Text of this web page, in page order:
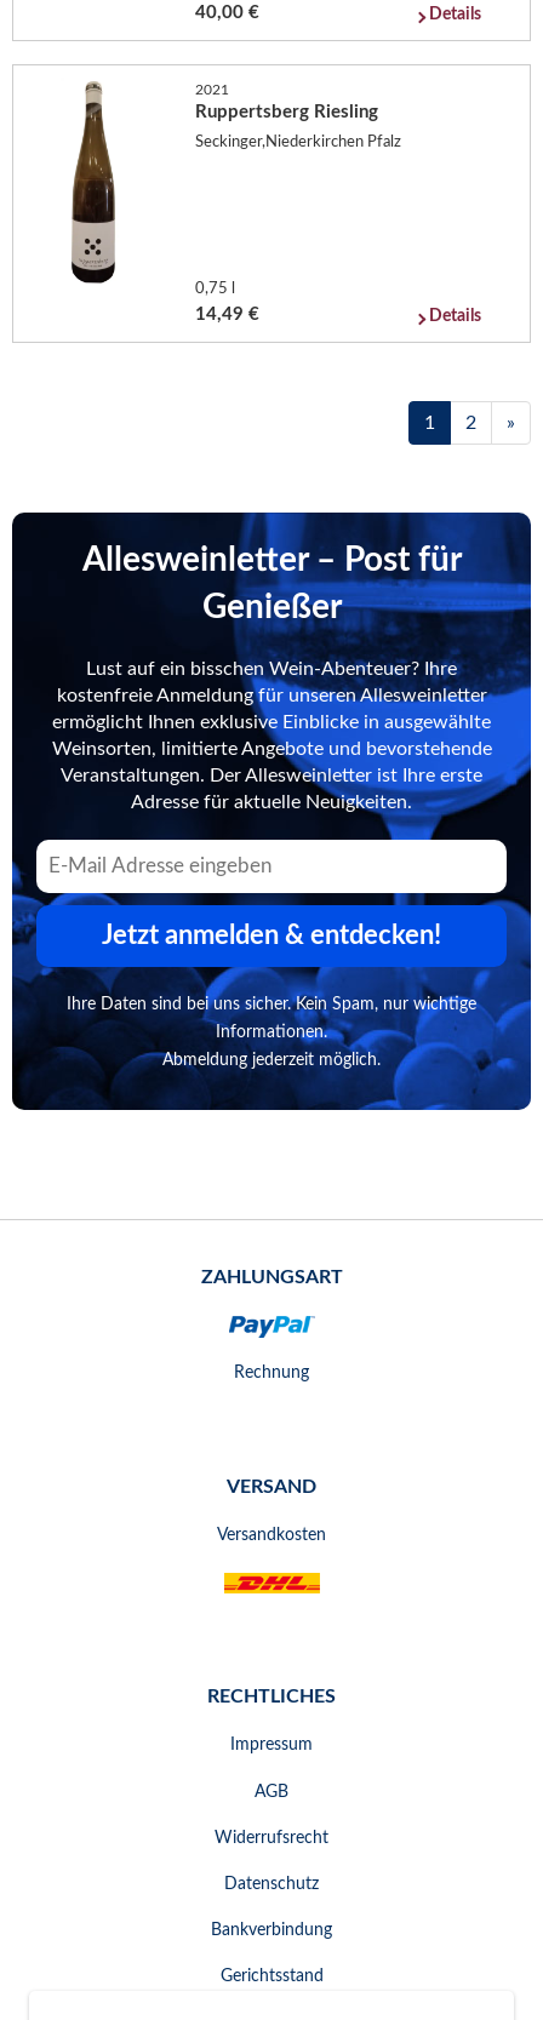
40,00 € Details
2021
Ruppertsberg Riesling
Seckinger,Niederkirchen Pfalz
0,75 l
14,49 € Details
1 2 »
Allesweinletter – Post für
Genießer
Lust auf ein bisschen Wein-Abenteuer? Ihre
kostenfreie Anmeldung für unseren Allesweinletter
ermöglicht Ihnen exklusive Einblicke in ausgewählte
Weinsorten, limitierte Angebote und bevorstehende
Veranstaltungen. Der Allesweinletter ist Ihre erste
Adresse für aktuelle Neuigkeiten.
Jetzt anmelden & entdecken!
Ihre Daten sind bei uns sicher. Kein Spam, nur wichtige
Informationen.
Abmeldung jederzeit möglich.
ZAHLUNGSART
Rechnung
VERSAND
Versandkosten
RECHTLICHES
Impressum
AGB
Widerrufsrecht
Datenschutz
Bankverbindung
Gerichtsstand